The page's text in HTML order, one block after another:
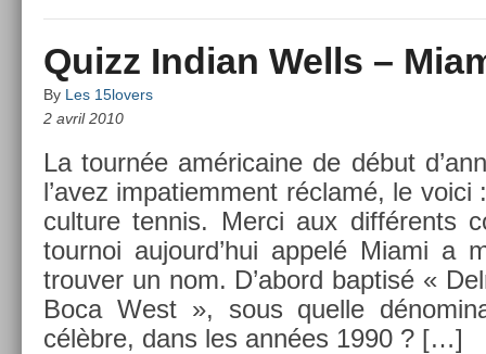
Quizz Indian Wells –
By Les 15lovers
2 avril 2010
La tournée américaine de début
l’avez im­patiem­ment réclamé, le
cul­ture ten­nis. Merci aux différents
tour­noi aujourd’hui appelé Miami a
trouv­er un nom. D’abord bap­tisé «
Boca West », sous quel­le
célèbre, dans les années 1990 ? […]